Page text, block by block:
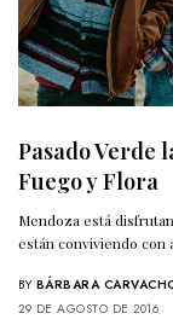
Pasado Verde
Fuego y Flora
Mendoza está
están conviviendo con
BY BÁRBARA
29 DE AGOSTO DE 2016